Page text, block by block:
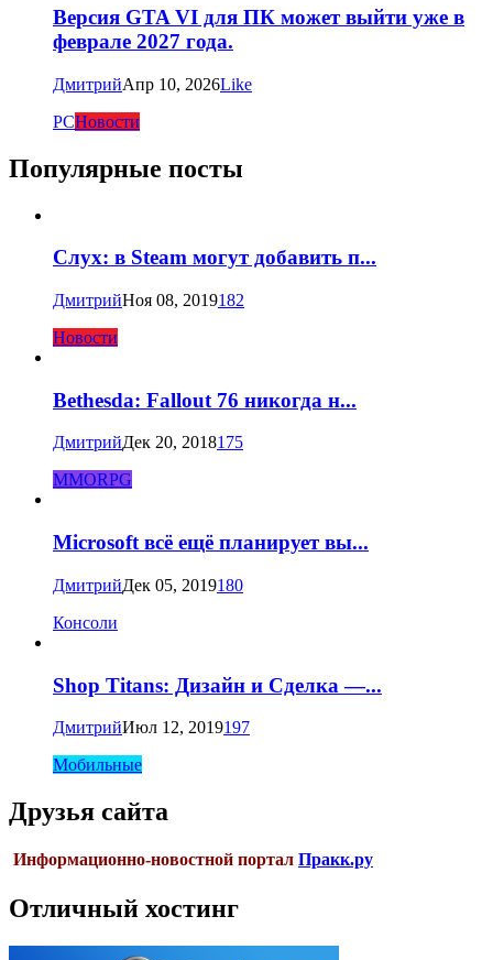
Версия GTA VI для ПК может выйти уже в
феврале 2027 года.
ДмитрийАпр 10, 2026Like
PCНовости
Популярные посты
Слух: в Steam могут добавить п...
ДмитрийНоя 08, 2019182
Новости
Bethesda: Fallout 76 никогда н...
ДмитрийДек 20, 2018175
MMORPG
Microsoft всё ещё планирует вы...
ДмитрийДек 05, 2019180
Консоли
Shop Titans: Дизайн и Сделка —...
ДмитрийИюл 12, 2019197
Мобильные
Друзья сайта
Информационно-новостной портал Пракк.ру
Отличный хостинг